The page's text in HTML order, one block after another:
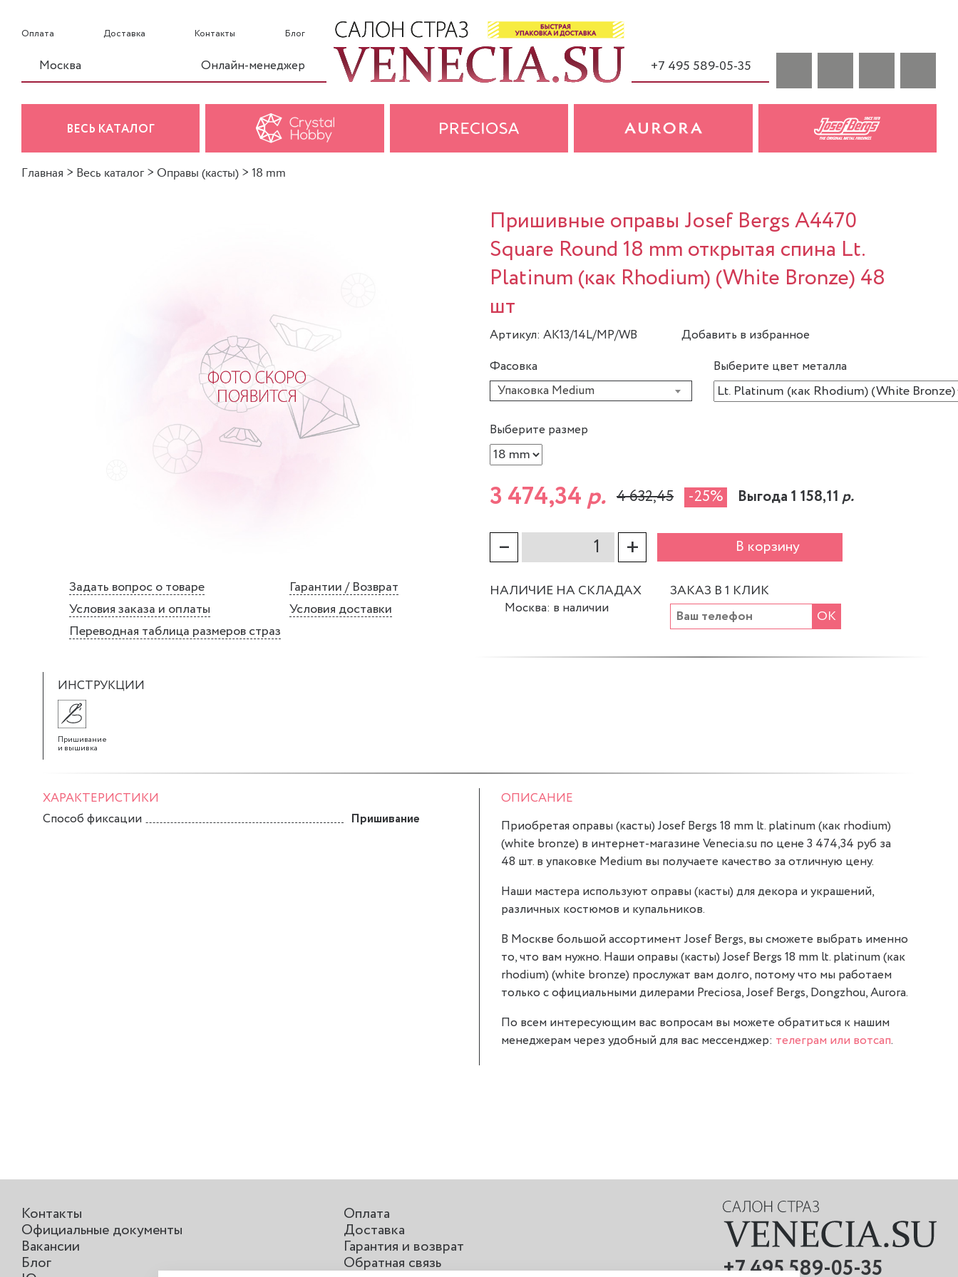
Оплата Доставка Контакты Блог
Москва Онлайн-менеджер +7 495 589-05-35
ВЕСЬ КАТАЛОГ
Главная > Весь каталог > Оправы (касты) > 18 mm
Задать вопрос о товаре
Гарантии / Возврат
Условия заказа и оплаты
Условия доставки
Переводная таблица размеров страз
Пришивные оправы Josef Bergs A4470
Square Round 18 mm открытая спина Lt.
Platinum (как Rhodium) (White Bronze) 48
шт
Артикул: AK13/14L/MP/WB
Добавить в избранное
Фасовка
Упаковка Medium
Выберите цвет металла
Выберите размер
3 474,34р. 4 632,45 -25% Выгода 1 158,11р.
– + В корзину
НАЛИЧИЕ НА СКЛАДАХ
Москва: в наличии
ЗАКАЗ В 1 КЛИК
ОК
ИНСТРУКЦИИ
Пришивание
и вышивка
ХАРАКТЕРИСТИКИ
Способ фиксации
Пришивание
ОПИСАНИЕ
Приобретая оправы (касты) Josef Bergs 18 mm lt. platinum (как rhodium)
(white bronze) в интернет-магазине Venecia.su по цене 3 474,34 руб за
48 шт. в упаковке Medium вы получаете качество за отличную цену.
Наши мастера используют оправы (касты) для декора и украшений,
различных костюмов и купальников.
В Москве большой ассортимент Josef Bergs, вы сможете выбрать именно
то, что вам нужно. Наши оправы (касты) Josef Bergs 18 mm lt. platinum (как
rhodium) (white bronze) прослужат вам долго, потому что мы работаем
только с официальными дилерами Preciosa, Josef Bergs, Dongzhou, Aurora.
По всем интересующим вас вопросам вы можете обратиться к нашим
менеджерам через удобный для вас мессенджер: телеграм или вотсап.
Контакты
Официальные документы
Вакансии
Блог
Оплата
Доставка
Гарантия и возврат
Обратная связь +7 495 589-05-35